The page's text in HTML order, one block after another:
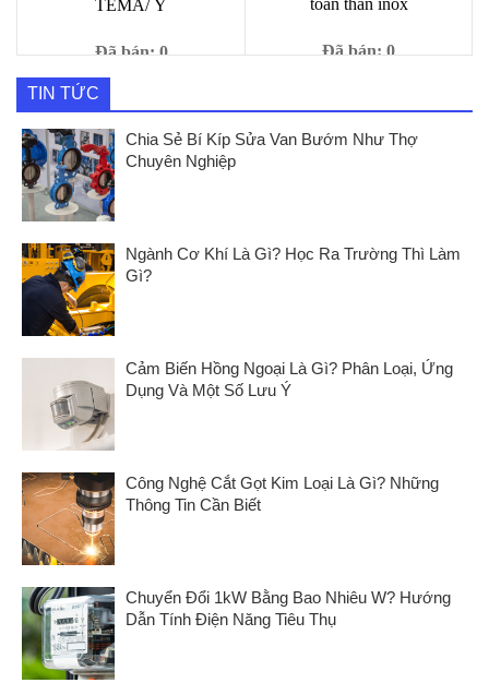
TEMA/ Ý
Đã bán: 0
9,000
gốc
là:
9,000 ₫.
hiện
tại
là:
1,000 ₫.
toàn thân inox
Đã bán: 0
gốc
là:
1,809,000 ₫.
hiện
TIN TỨC
Chia Sẻ Bí Kíp Sửa Van Bướm Như Thợ
Chuyên Nghiệp
Ngành Cơ Khí Là Gì? Học Ra Trường Thì Làm
Gì?
Cảm Biến Hồng Ngoại Là Gì? Phân Loại, Ứng
Dụng Và Một Số Lưu Ý
Công Nghệ Cắt Gọt Kim Loại Là Gì? Những
Thông Tin Cần Biết
Chuyển Đổi 1kW Bằng Bao Nhiêu W? Hướng
Dẫn Tính Điện Năng Tiêu Thụ